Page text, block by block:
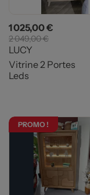
Prix
1 025,00 € Prix de
2 049,00 €
LUCY
Vitrine 2 Portes
Leds
PROMO !